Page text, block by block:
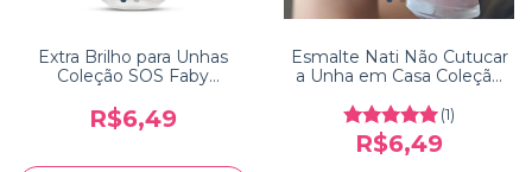
Extra Brilho para Unhas
Coleção SOS Faby
R$6,49
Esmalte Nati Não Cutucar
a Unha em Casa Coleção
Mandamentos da
Manicure
(1)
R$6,49